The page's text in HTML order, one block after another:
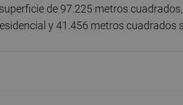
de 97.225 metros
y 41.456 metros cuadrados